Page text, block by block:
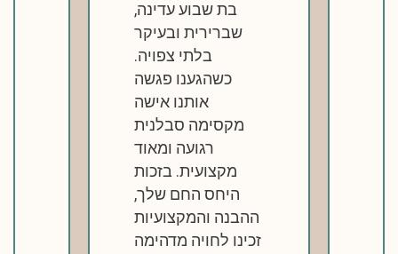
בת שבוע עדינה,
שברירית ובעיקר
בלתי צפויה.
כשהגענו פגשה
אותנו אישה
מקסימה סבלנית
רגועה ומאוד
מקצועית. בזכות
היחס החם שלך,
ההבנה והמקצועיות
זכינו לחויה מדהימה